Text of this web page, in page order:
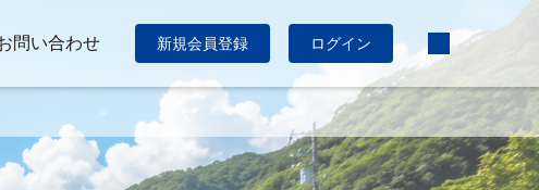
問い合わせ 新規会員登録 ログイン